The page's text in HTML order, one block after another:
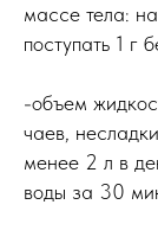
массе тела:
поступать 1 г
-объем
чаев,
менее 2 л в
воды за 30